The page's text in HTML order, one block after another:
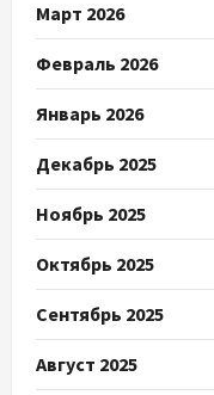
Март 2026
Февраль 2026
Январь 2026
Декабрь 2025
Ноябрь 2025
Октябрь 2025
Сентябрь 2025
Август 2025